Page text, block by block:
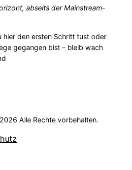
abseits der Mainstream-
hier den ersten Schritt tust oder
gegangen bist – bleib wach
Alle Rechte vorbehalten.